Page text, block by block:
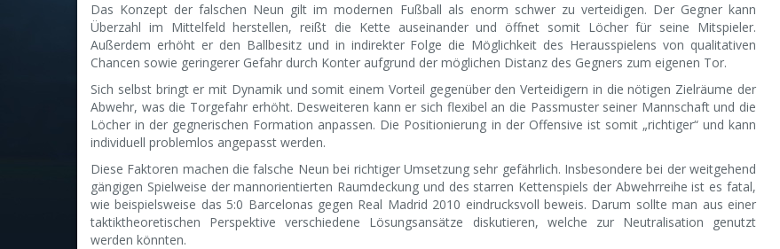
Das Konzept der falschen Neun gilt im modernen Fußball als enorm schwer zu verteidigen. Der Gegner kann
Überzahl im Mittelfeld herstellen, reißt die Kette auseinander und öffnet somit Löcher für seine Mitspieler.
Außerdem erhöht er den Ballbesitz und in indirekter Folge die Möglichkeit des Herausspielens von qualitativen
Chancen sowie geringerer Gefahr durch Konter aufgrund der möglichen Distanz des Gegners zum eigenen Tor.
Sich selbst bringt er mit Dynamik und somit einem Vorteil gegenüber den Verteidigern in die nötigen Zielräume der
Abwehr, was die Torgefahr erhöht. Desweiteren kann er sich flexibel an die Passmuster seiner Mannschaft und die
Löcher in der gegnerischen Formation anpassen. Die Positionierung in der Offensive ist somit „richtiger“ und kann
individuell problemlos angepasst werden.
Diese Faktoren machen die falsche Neun bei richtiger Umsetzung sehr gefährlich. Insbesondere bei der weitgehend
gängigen Spielweise der mannorientierten Raumdeckung und des starren Kettenspiels der Abwehrreihe ist es fatal,
wie beispielsweise das 5:0 Barcelonas gegen Real Madrid 2010 eindrucksvoll beweis. Darum sollte man aus einer
taktiktheoretischen Perspektive verschiedene Lösungsansätze diskutieren, welche zur Neutralisation genutzt
werden könnten.